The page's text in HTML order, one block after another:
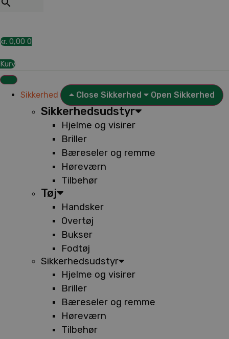
kr. 0,00 0
Kurv
Sikkerhed Close Sikkerhed Open Sikkerhed
Sikkerhedsudstyr
Hjelme og visirer
Briller
Bæreseler og remme
Høreværn
Tilbehør
Tøj
Handsker
Overtøj
Bukser
Fodtøj
Sikkerhedsudstyr
Hjelme og visirer
Briller
Bæreseler og remme
Høreværn
Tilbehør